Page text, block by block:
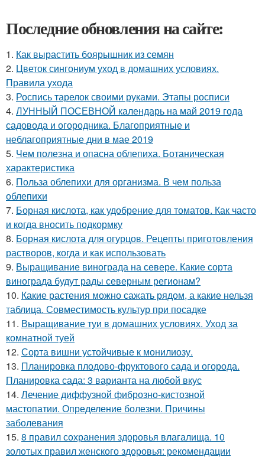
Последние обновления на сайте:
1. Как вырастить боярышник из семян
2. Цветок сингониум уход в домашних условиях.
Правила ухода
3. Роспись тарелок своими руками. Этапы росписи
4. ЛУННЫЙ ПОСЕВНОЙ календарь на май 2019 года
садовода и огородника. Благоприятные и
неблагоприятные дни в мае 2019
5. Чем полезна и опасна облепиха. Ботаническая
характеристика
6. Польза облепихи для организма. В чем польза
облепихи
7. Борная кислота, как удобрение для томатов. Как часто
и когда вносить подкормку
8. Борная кислота для огурцов. Рецепты приготовления
растворов, когда и как использовать
9. Выращивание винограда на севере. Какие сорта
винограда будут рады северным регионам?
10. Какие растения можно сажать рядом, а какие нельзя
таблица. Совместимость культур при посадке
11. Выращивание туи в домашних условиях. Уход за
комнатной туей
12. Сорта вишни устойчивые к монилиозу.
13. Планировка плодово-фруктового сада и огорода.
Планировка сада: 3 варианта на любой вкус
14. Лечение диффузной фиброзно-кистозной
мастопатии. Определение болезни. Причины
заболевания
15. 8 правил сохранения здоровья влагалища. 10
золотых правил женского здоровья: рекомендации